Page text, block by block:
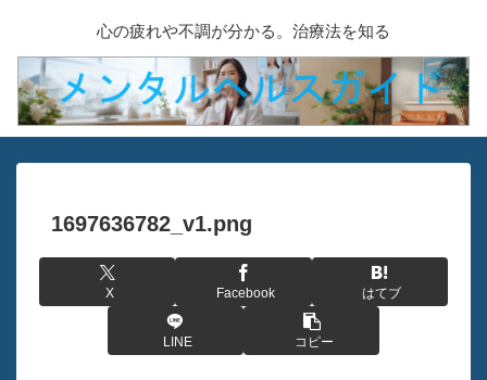
心の疲れや不調が分かる。治療法を知る
1697636782_v1.png
X Facebook はてブ
LINE コピー